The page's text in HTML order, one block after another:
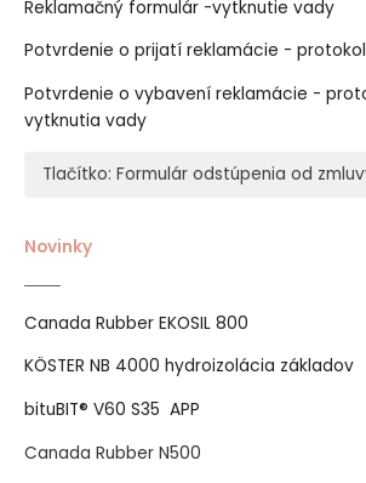
Reklamačný formulár -vytknutie vady
Potvrdenie o prijatí reklamácie -
Potvrdenie o vybavení reklamácie -
vytknutia vady
Tlačítko: Formulár odstúpenia od
Novinky
Canada Rubber EKOSIL 800
KÖSTER NB 4000 hydroizolácia základov
bituBIT® V60 S35 APP
Canada Rubber N500